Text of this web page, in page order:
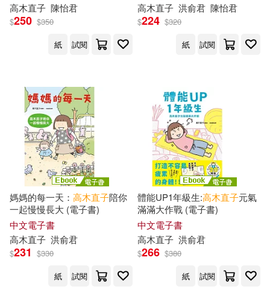
高木直子 陳怡君
$250 $350
紙
試閱
高木直子 洪俞君 陳怡君
$224 $320
紙
試閱
媽媽的每一天： 高木直子陪你
一起慢慢長大 (電子書)
中文電子書
高木直子 洪俞君
$231 $330
紙
試閱
體能UP1年級生:高木直子元氣
滿滿大作戰 (電子書)
中文電子書
高木直子 洪俞君
$266 $380
紙
試閱